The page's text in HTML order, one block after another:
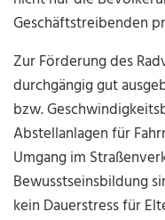
Geschäftstreibenden
Zur Förderung des
durchgängig gut
bzw.
Abstellanlagen für
Umgang im
Bewusstseinsbildung
kein Dauerstress für